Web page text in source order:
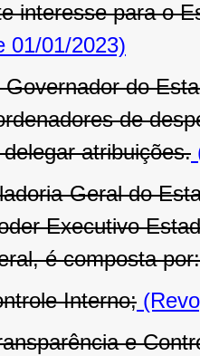
interesse para o
01/01/2023)
do
de
atribuições.
Geral do
Executivo
é composta por:
Interno;
e